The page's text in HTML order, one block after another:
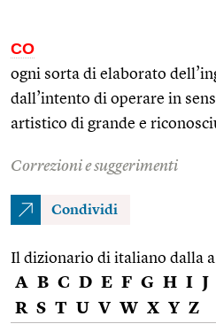
CO
ogni sorta di elaborato
dall’intento di operare in
artistico di grande e
Correzioni e suggerimenti
Condividi
Il dizionario di italiano dalla
A B C D E F G H I J
R S T U V W X Y Z